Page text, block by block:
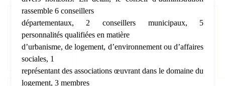
rassemble 6 conseillers
départementaux, 2 conseillers municipaux, 5
personnalités qualifiées en matière
d’urbanisme, de logement, d’environnement ou d’affaires
sociales, 1
représentant des associations œuvrant dans le domaine du
logement, 3 membres